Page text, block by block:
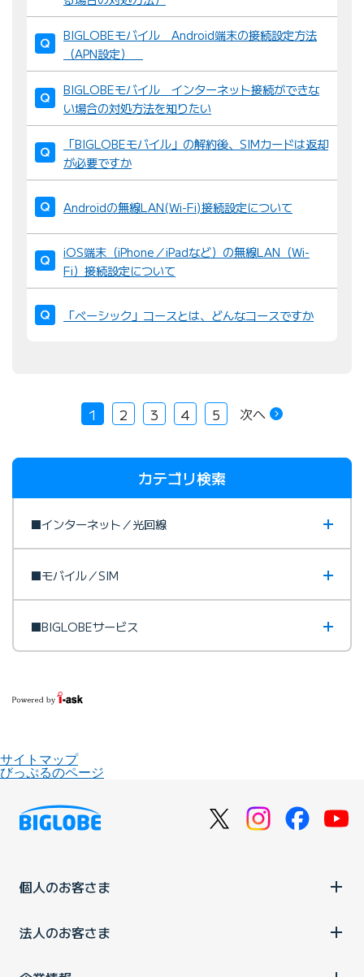
BIGLOBEモバイル Android端末の接続設定方法
（APN設定）
BIGLOBEモバイル インターネット接続ができな
い場合の対処方法を知りたい
「BIGLOBEモバイル」の解約後、SIMカードは返却
が必要ですか
Androidの無線LAN(Wi-Fi)接続設定について
iOS端末（iPhone／iPadなど）の無線LAN（Wi-
Fi）接続設定について
「ベーシック」コースとは、どんなコースですか
1 2 3 4 5 次へ
カテゴリ検索
■インターネット／光回線
■モバイル／SIM
■BIGLOBEサービス
サイトマップ
びっぷるのページ
個人のお客さま
法人のお客さま